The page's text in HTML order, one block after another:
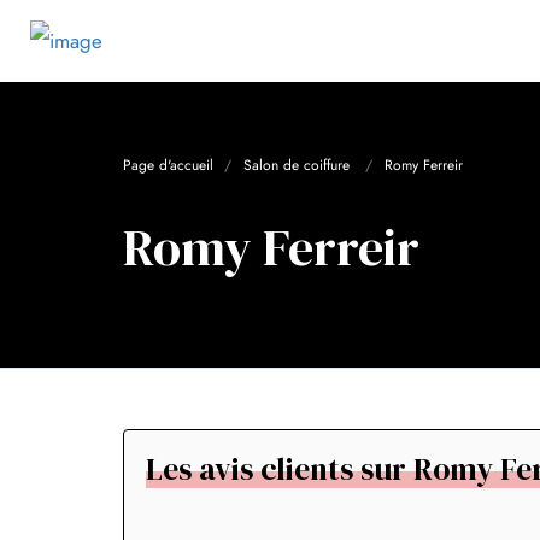
Page d'accueil Salon de coiffure Romy Ferreir
Romy Ferreir
Les avis clients sur Romy